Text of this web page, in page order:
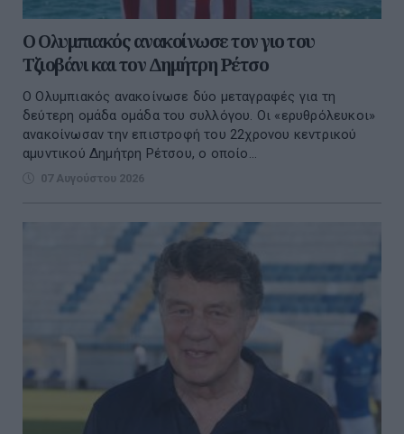
O Ολυμπιακός ανακοίνωσε τον γιο του
Τζιοβάνι και τον Δημήτρη Ρέτσο
Ο Ολυμπιακός ανακοίνωσε δύο μεταγραφές για τη
δεύτερη ομάδα ομάδα του συλλόγου. Οι «ερυθρόλευκοι»
ανακοίνωσαν την επιστροφή του 22χρονου κεντρικού
αμυντικού Δημήτρη Ρέτσου, ο οποίο...
07 Αυγούστου 2026